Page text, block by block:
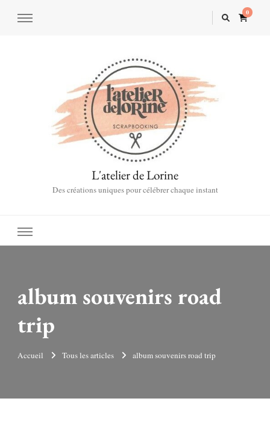
0
L'atelier de Lorine
Des créations uniques pour célébrer chaque instant
album souvenirs road
trip
Accueil Tous les articles album souvenirs road trip